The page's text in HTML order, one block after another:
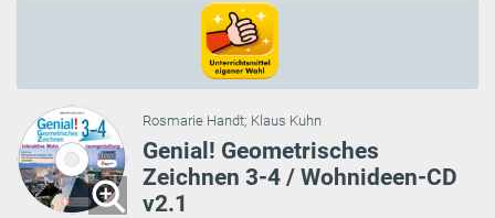
Rosmarie Handt; Klaus Kuhn
Genial! Geometrisches
Zeichnen 3-4 / Wohnideen-CD
v2.1